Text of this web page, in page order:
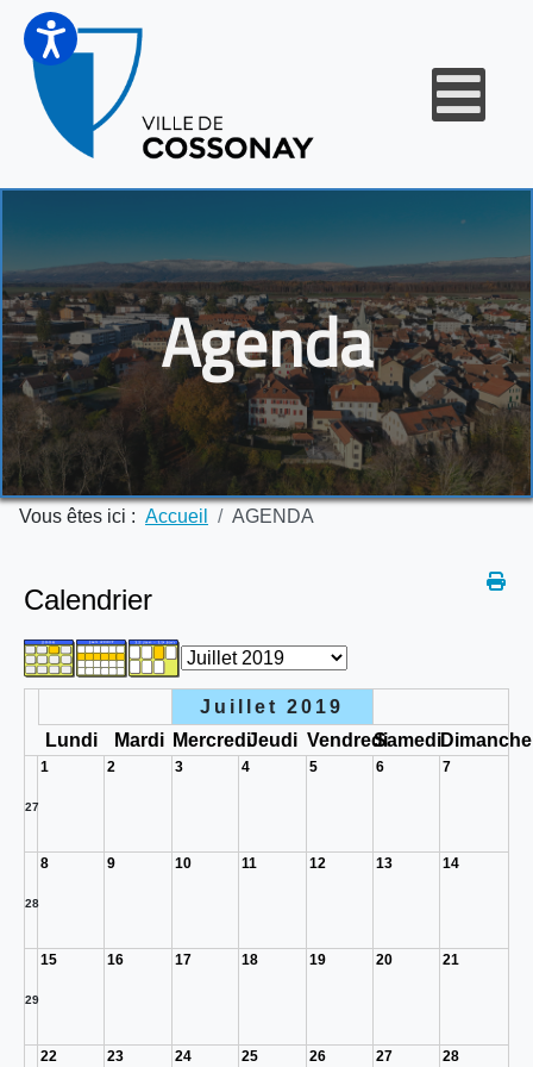
Agenda
Vous êtes ici : Accueil AGENDA
Calendrier
Juillet 2019
Lundi
Mardi MercrediJeudi VendrediSamediDimanche
27
1 2 3 4 5 6 7
28
8 9 10 11 12 13 14
29
15 16 17 18 19 20 21
22 23 24 25 26 27 28